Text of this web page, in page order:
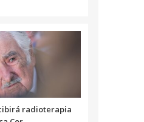
radioterapia